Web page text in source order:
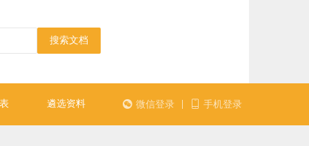
搜索文档
遴选资料 微信登录 手机登录